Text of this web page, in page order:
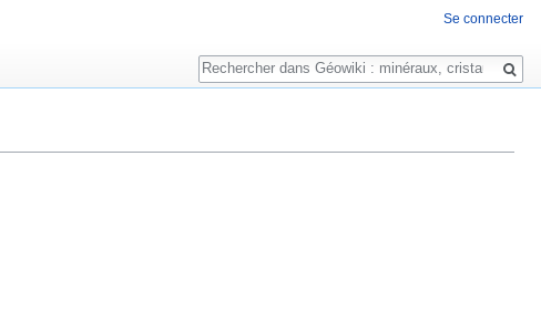
Se connecter
Rechercher